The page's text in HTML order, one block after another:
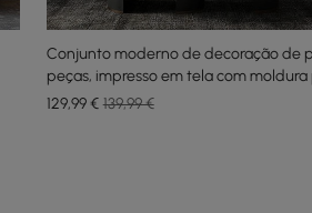
Conjunto moderno de decoração de
peças, impresso em tela com moldura
de estar
129,99€ 139,99 €